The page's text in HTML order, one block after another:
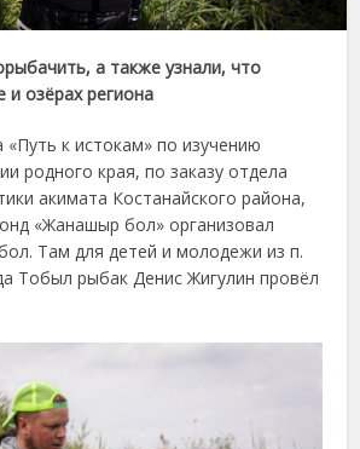
а также узнали, что
и озёрах региона
«Путь к истокам» по изучению
родного края, по заказу отдела
акимата Костанайского района,
«Жанашыр бол» организовал
Там для детей и молодежи из п.
Тобыл рыбак Денис Жигулин провёл